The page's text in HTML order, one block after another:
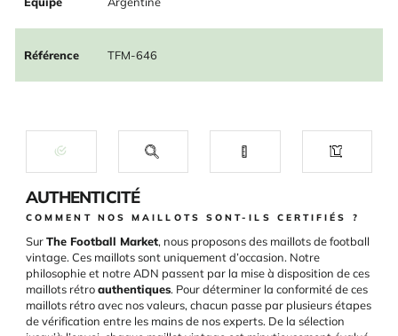
Référence TFM-646
AUTHENTICITÉ
COMMENT NOS MAILLOTS SONT-ILS CERTIFIÉS ?
SurThe Football Market, nous proposons des maillots de football
vintage. Ces maillots sont uniquement d’occasion. Notre
philosophie et notre ADN passent par la mise à disposition de ces
maillots rétroauthentiques. Pour déterminer la conformité de ces
maillots rétro avec nos valeurs, chacun passe par plusieurs étapes
de vérification entre les mains de nos experts. De la sélection